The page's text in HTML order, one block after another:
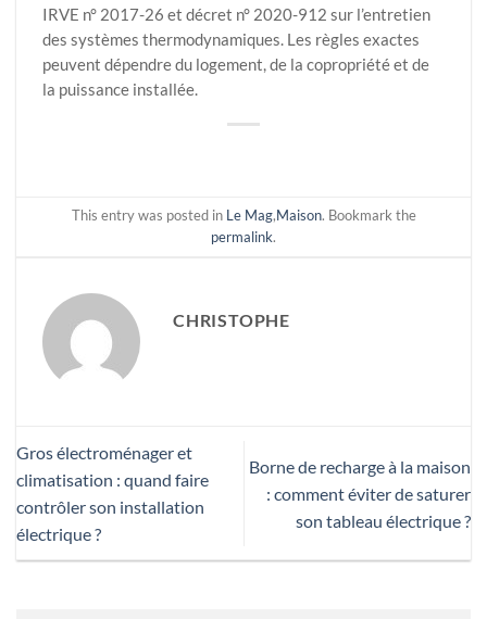
IRVE n° 2017-26 et décret n° 2020-912 sur l’entretien
des systèmes thermodynamiques. Les règles exactes
peuvent dépendre du logement, de la copropriété et de
la puissance installée.
This entry was posted in Le Mag,Maison. Bookmark the
permalink.
CHRISTOPHE
Gros électroménager et
climatisation : quand faire
contrôler son installation
électrique ?
Borne de recharge à la maison
: comment éviter de saturer
son tableau électrique ?